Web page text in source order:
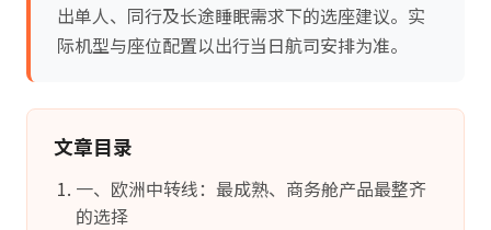
出单人、同行及长途睡眠需求下的选座建议。实
际机型与座位配置以出行当日航司安排为准。
文章目录
一、欧洲中转线：最成熟、商务舱产品最整齐
的选择